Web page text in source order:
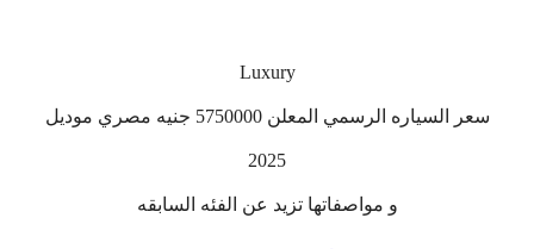
Luxury
سعر السياره الرسمي المعلن 5750000 جنيه مصري موديل
2025
و مواصفاتها تزيد عن الفئه السابقه